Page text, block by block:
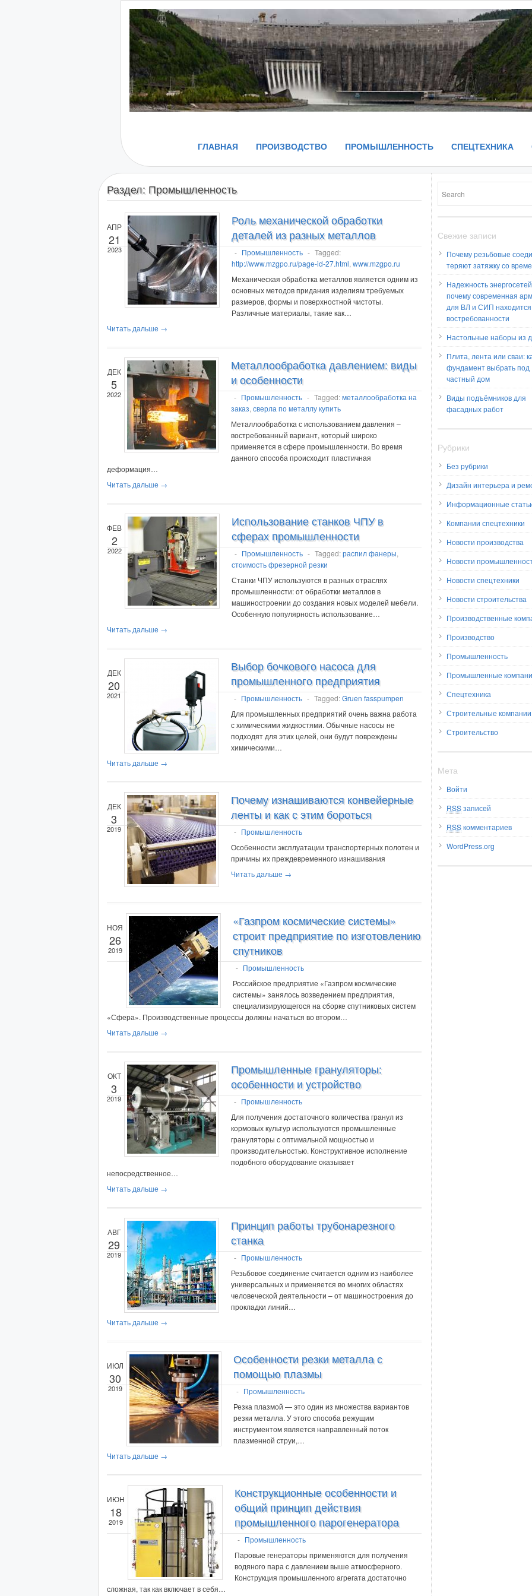
ГЛАВНАЯ ПРОИЗВОДСТВО ПРОМЫШЛЕННОСТЬ СПЕЦТЕХНИКА
Раздел: Промышленность
АПР
21
2023
Роль механической обработки
деталей из разных металлов
- Промышленность - Tagged:
http://www.mzgpo.ru/page-id-27.html, www.mzgpo.ru
Механическая обработка металлов является одним из
основных методов придания изделиям требуемых
размеров, формы и поверхностной чистоты.
Различные материалы, такие как…
Читать дальше →
ДЕК
5
2022
Металлообработка давлением: виды
и особенности
- Промышленность - Tagged:металлообработка на
заказ, сверла по металлу купить
Металлообработка с использованием давления –
востребованный вариант, который широко
применяется в сфере промышленности. Во время
данного способа происходит пластичная
деформация…
Читать дальше →
ФЕВ
2
2022
Использование станков ЧПУ в
сферах промышленности
- Промышленность - Tagged:распил фанеры,
стоимость фрезерной резки
Станки ЧПУ используются в разных отраслях
промышленности: от обработки металлов в
машиностроении до создания новых моделей мебели.
Особенную популярность использование…
Читать дальше →
ДЕК
20
2021
Выбор бочкового насоса для
промышленного предприятия
- Промышленность - Tagged:Gruen fasspumpen
Для промышленных предприятий очень важна работа
с химическими жидкостями. Обычные насосы не
подходят для этих целей, они будут повреждены
химическими…
Читать дальше →
ДЕК
3
2019
Почему изнашиваются конвейерные
ленты и как с этим бороться
- Промышленность
Особенности эксплуатации транспортерных полотен и
причины их преждевременного изнашивания
Читать дальше →
НОЯ
26
2019
«Газпром космические системы»
строит предприятие по изготовлению
спутников
- Промышленность
Российское предприятие «Газпром космические
системы» занялось возведением предприятия,
специализирующегося на сборке спутниковых систем
«Сфера». Производственные процессы должны начаться во втором…
Читать дальше →
ОКТ
3
2019
Промышленные грануляторы:
особенности и устройство
- Промышленность
Для получения достаточного количества гранул из
кормовых культур используются промышленные
грануляторы с оптимальной мощностью и
производительностью. Конструктивное исполнение
подобного оборудование оказывает
непосредственное…
Читать дальше →
АВГ
29
2019
Принцип работы трубонарезного
станка
- Промышленность
Резьбовое соединение считается одним из наиболее
универсальных и применяется во многих областях
человеческой деятельности – от машиностроения до
прокладки линий…
Читать дальше →
ИЮЛ
30
2019
Особенности резки металла с
помощью плазмы
- Промышленность
Резка плазмой — это один из множества вариантов
резки металла. У этого способа режущим
инструментом является направленный поток
плазменной струи,…
Читать дальше →
ИЮН
18
2019
Конструкционные особенности и
общий принцип действия
промышленного парогенератора
- Промышленность
Паровые генераторы применяются для получения
водяного пара с давлением выше атмосферного.
Конструкция промышленного агрегата достаточно
сложная, так как включает в себя…
Свежие записи
Почему резьбовые
теряют затяжку со
Надежность
почему современная
для ВЛ и СИП находится
востребованности
Настольные наборы из
Плита, лента или сваи:
фундамент выбрать под
частный дом
Виды подъёмников для
фасадных работ
Рубрики
Без рубрики
Дизайн интерьера и
Информационные
Компании спецтехники
Новости производства
Новости
Новости спецтехники
Новости строительства
Производственные
Производство
Промышленность
Промышленные
Спецтехника
Строительные компании
Строительство
Мета
Войти
RSSзаписей
RSSкомментариев
WordPress.org